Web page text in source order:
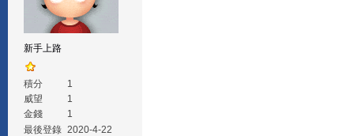
新手上路
積分
1
威望
1
金錢
1
最後登錄 2020-4-22